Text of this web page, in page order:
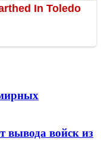
вывода войск из